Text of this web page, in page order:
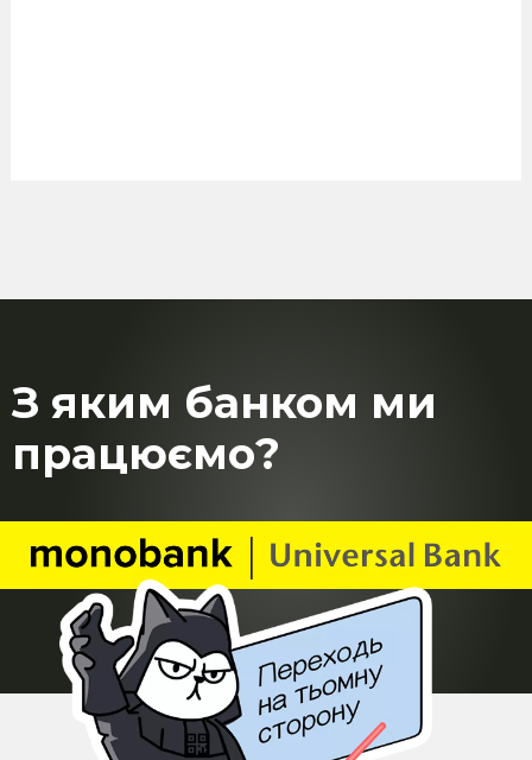
З яким банком ми
працюємо?